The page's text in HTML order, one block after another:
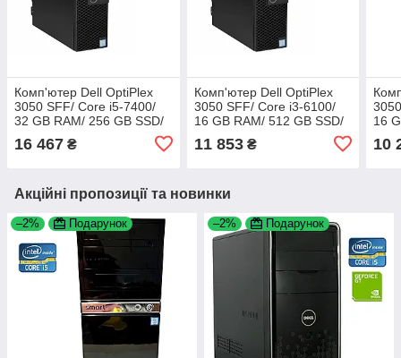
Комп'ютер Dell OptiPlex
3050 SFF/ Core i5-7400/
32 GB RAM/ 256 GB SSD/
16 467 ₴
Комп'ютер Dell OptiPlex
3050 SFF/ Core i3-6100/
16 GB RAM/ 512 GB SSD/
11 853₴
16
10
Акційні пропозиції та новинки
–2% Подарунок –2% Подарунок